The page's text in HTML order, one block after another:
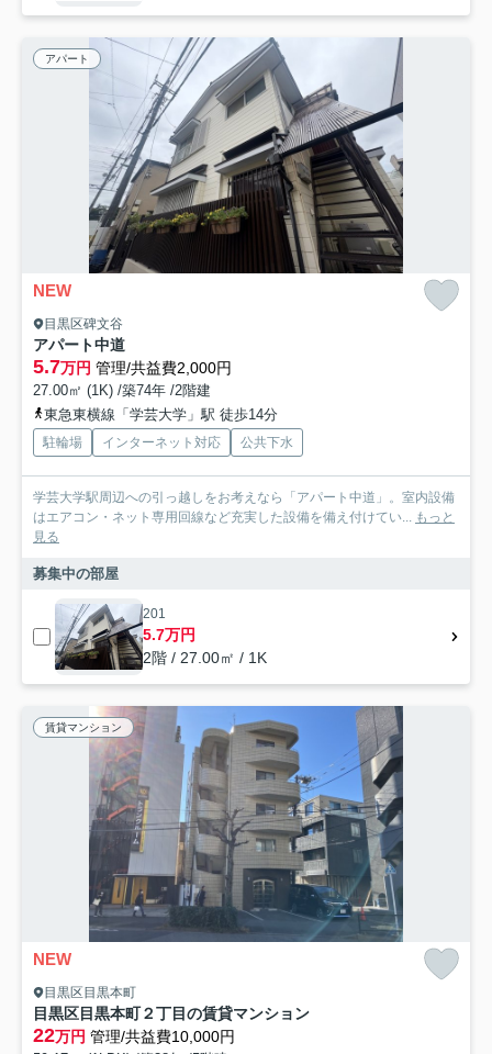
アパート
NEW
目黒区碑文谷
アパート中道
5.7万円 管理/共益費2,000円
27.00㎡ (1K) /築74年 /2階建
東急東横線「学芸大学」駅 徒歩14分
駐輪場 インターネット対応 公共下水
学芸大学駅周辺への引っ越しをお考えなら「アパート中道」。室内設備
はエアコン・ネット専用回線など充実した設備を備え付けてい... もっと
見る
募集中の部屋
201
5.7万円
2階 / 27.00㎡ / 1K
賃貸マンション
NEW
目黒区目黒本町
目黒区目黒本町２丁目の賃貸マンション
22万円 管理/共益費10,000円